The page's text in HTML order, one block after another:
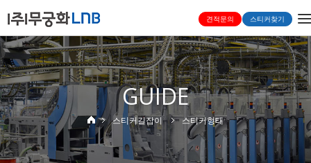
견적문의 스티커찾기
GUIDE
스티커길잡이 스티커형태